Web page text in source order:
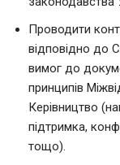
Проводити
відповідно до
вимог до
принципів
Керівництво
підтримка,
тощо).